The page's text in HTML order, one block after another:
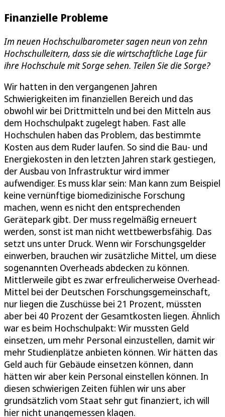
Finanzielle Probleme
Im neuen Hochschulbarometer sagen neun von zehn
Hochschulleitern, dass sie die wirtschaftliche Lage für
ihre Hochschule mit Sorge sehen. Teilen Sie die Sorge?
Wir hatten in den vergangenen Jahren
Schwierigkeiten im finanziellen Bereich und das
obwohl wir bei Drittmitteln und bei den Mitteln aus
dem Hochschulpakt zugelegt haben. Fast alle
Hochschulen haben das Problem, das bestimmte
Kosten aus dem Ruder laufen. So sind die Bau- und
Energiekosten in den letzten Jahren stark gestiegen,
der Ausbau von Infrastruktur wird immer
aufwendiger. Es muss klar sein: Man kann zum Beispiel
keine vernünftige biomedizinische Forschung
machen, wenn es nicht den entsprechenden
Gerätepark gibt. Der muss regelmäßig erneuert
werden, sonst ist man nicht wettbewerbsfähig. Das
setzt uns unter Druck. Wenn wir Forschungsgelder
einwerben, brauchen wir zusätzliche Mittel, um diese
sogenannten Overheads abdecken zu können.
Mittlerweile gibt es zwar erfreulicherweise Overhead-
Mittel bei der Deutschen Forschungsgemeinschaft,
nur liegen die Zuschüsse bei 21 Prozent, müssten
aber bei 40 Prozent der Gesamtkosten liegen. Ähnlich
war es beim Hochschulpakt: Wir mussten Geld
einsetzen, um mehr Personal einzustellen, damit wir
mehr Studienplätze anbieten können. Wir hätten das
Geld auch für Gebäude einsetzen können, dann
hätten wir aber kein Personal einstellen können. In
diesen schwierigen Zeiten fühlen wir uns aber
grundsätzlich vom Staat sehr gut finanziert, ich will
hier nicht unangemessen klagen.